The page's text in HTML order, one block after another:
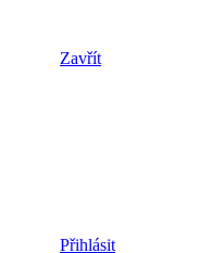
Zavřít
Přihlásit